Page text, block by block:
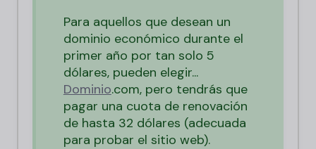
Para aquellos que desean un
dominio económico durante el
primer año por tan solo 5
dólares, pueden elegir...
Dominio.com, pero tendrás que
pagar una cuota de renovación
de hasta 32 dólares (adecuada
para probar el sitio web).